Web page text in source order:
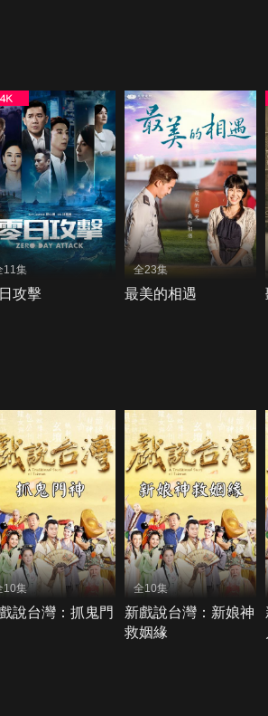
11集
攻擊
全23集
最美的相遇
10集
說台灣：抓鬼門
全10集
新戲說台灣：新娘神
救姻緣